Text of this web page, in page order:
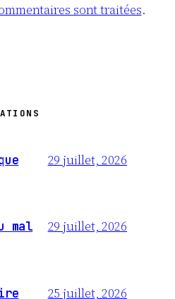
sont traitées.
29 juillet, 2026
mal 29 juillet, 2026
25 juillet, 2026